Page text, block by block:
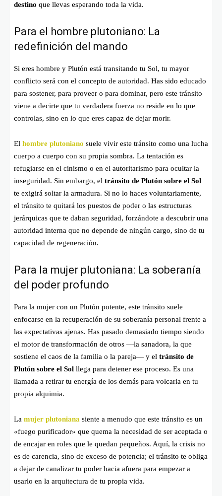
destino que llevas esperando toda la vida.
Para el hombre plutoniano: La
redefinición del mando
Si eres hombre y Plutón está transitando tu Sol, tu mayor
conflicto será con el concepto de autoridad. Has sido educado
para sostener, para proveer o para dominar, pero este tránsito
viene a decirte que tu verdadera fuerza no reside en lo que
controlas, sino en lo que eres capaz de dejar morir.
El hombre plutoniano suele vivir este tránsito como una lucha
cuerpo a cuerpo con su propia sombra. La tentación es
refugiarse en el cinismo o en el autoritarismo para ocultar la
inseguridad. Sin embargo, el tránsito de Plutón sobre el Sol
te exigirá soltar la armadura. Si no lo haces voluntariamente,
el tránsito te quitará los puestos de poder o las estructuras
jerárquicas que te daban seguridad, forzándote a descubrir una
autoridad interna que no depende de ningún cargo, sino de tu
capacidad de regeneración.
Para la mujer plutoniana: La soberanía
del poder profundo
Para la mujer con un Plutón potente, este tránsito suele
enfocarse en la recuperación de su soberanía personal frente a
las expectativas ajenas. Has pasado demasiado tiempo siendo
el motor de transformación de otros —la sanadora, la que
sostiene el caos de la familia o la pareja— y el tránsito de
Plutón sobre el Sol llega para detener ese proceso. Es una
llamada a retirar tu energía de los demás para volcarla en tu
propia alquimia.
La mujer plutoniana siente a menudo que este tránsito es un
«fuego purificador» que quema la necesidad de ser aceptada o
de encajar en roles que le quedan pequeños. Aquí, la crisis no
es de carencia, sino de exceso de potencia; el tránsito te obliga
a dejar de canalizar tu poder hacia afuera para empezar a
usarlo en la arquitectura de tu propia vida.